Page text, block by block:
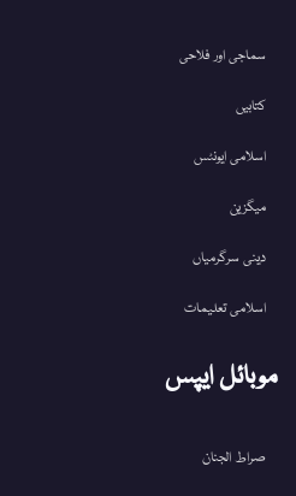
سماجی اور فلاحی
کتابیں
اسلامی ایونٹس
میگزین
دینی سرگرمیاں
اسلامی تعلیمات
موبائل ایپس
صراط الجنان